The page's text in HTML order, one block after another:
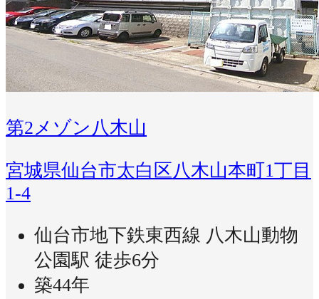
第2メゾン八木山
宮城県仙台市太白区八木山本町1丁目
1-4
仙台市地下鉄東西線 八木山動物
公園駅 徒歩6分
築44年